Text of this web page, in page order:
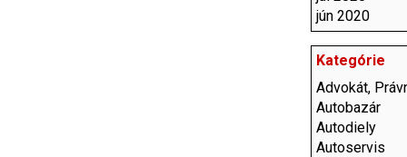
jún 2020
Kategórie
Advokát,
Autobazár
Autodiely
Autoservis